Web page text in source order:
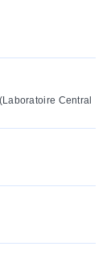
Central